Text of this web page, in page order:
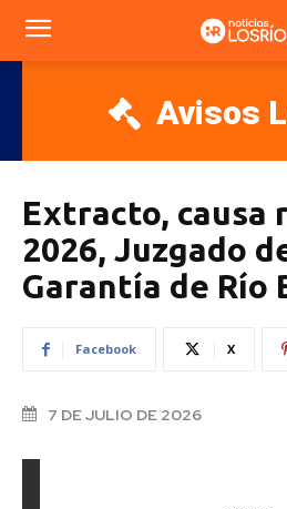
Avisos
Extracto, causa
2026, Juzgado
Garantía de Río
Facebook X
7 DE JULIO DE 2026